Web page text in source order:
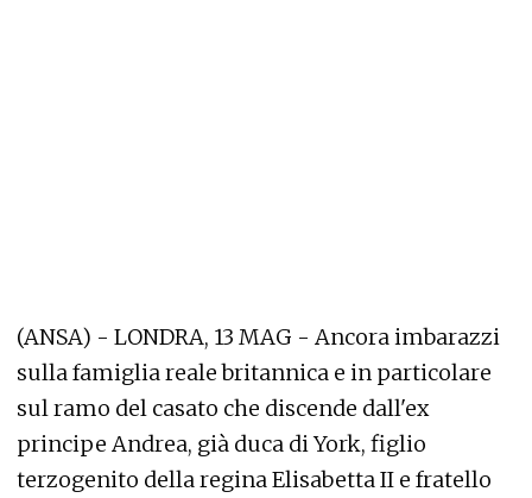
(ANSA) - LONDRA, 13 MAG - Ancora imbarazzi
sulla famiglia reale britannica e in particolare
sul ramo del casato che discende dall'ex
principe Andrea, già duca di York, figlio
terzogenito della regina Elisabetta II e fratello